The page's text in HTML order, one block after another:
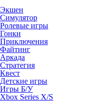
Экшен
Симулятор
Ролевые игры
Гонки
Приключения
Файтинг
Аркада
Стратегия
Квест
Детские игры
Игры Б/У
Xbox Series X/S